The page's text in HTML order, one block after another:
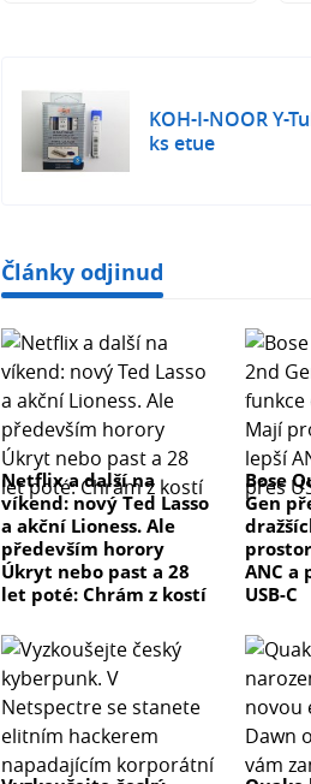
KOH-I-NOOR Y-
ks etue
Články odjinud
Netflix a další na
víkend: nový Ted Lasso
a akční Lioness. Ale
především horory
Úkryt nebo past a 28
let poté: Chrám z kostí
Bose
Gen
ANC a
USB-C